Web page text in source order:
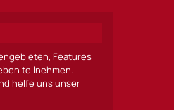
Features
teilnehmen.
helfe uns unser